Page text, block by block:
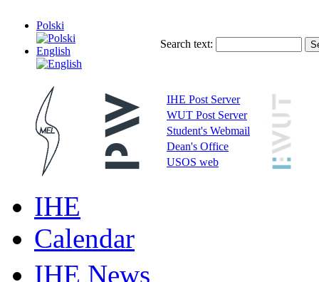
Polski
English
Search text:
IHE Post Server
WUT Post Server
Student's Webmail
Dean's Office
USOS web
IHE
Calendar
IHE News